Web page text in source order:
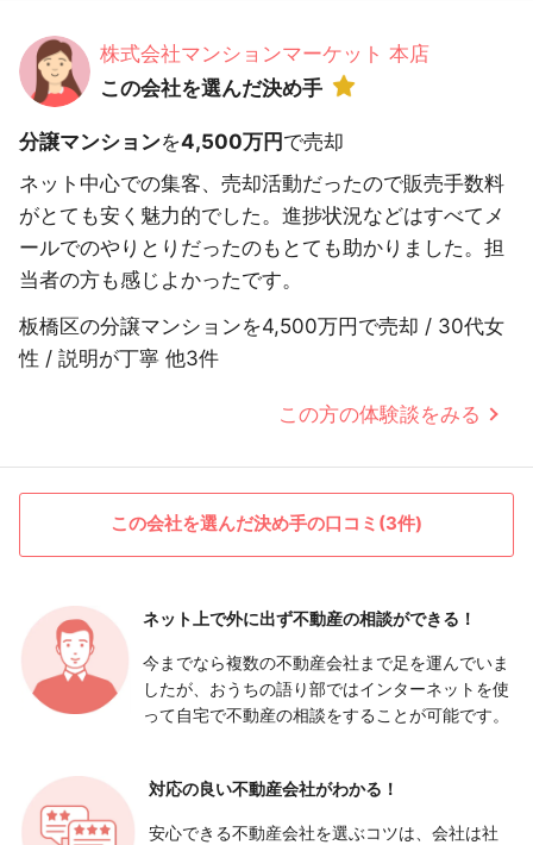
株式会社マンションマーケット 本店
この会社を選んだ決め手
分譲マンションを4,500万円 で売却
ネット中心での集客、売却活動だったので販売手数料
がとても安く魅力的でした。進捗状況などはすべてメ
ールでのやりとりだったのもとても助かりました。担
当者の方も感じよかったです。
板橋区の分譲マンションを4,500万円で売却 / 30代女
性 / 説明が丁寧 他3件
この方の体験談をみる
この会社を選んだ決め手の口コミ(3件)
ネット上で外に出ず不動産の相談ができる！
今までなら複数の不動産会社まで足を運んでいま
したが、おうちの語り部ではインターネットを使
って自宅で不動産の相談をすることが可能です。
対応の良い不動産会社がわかる！
安心できる不動産会社を選ぶコツは、会社は社